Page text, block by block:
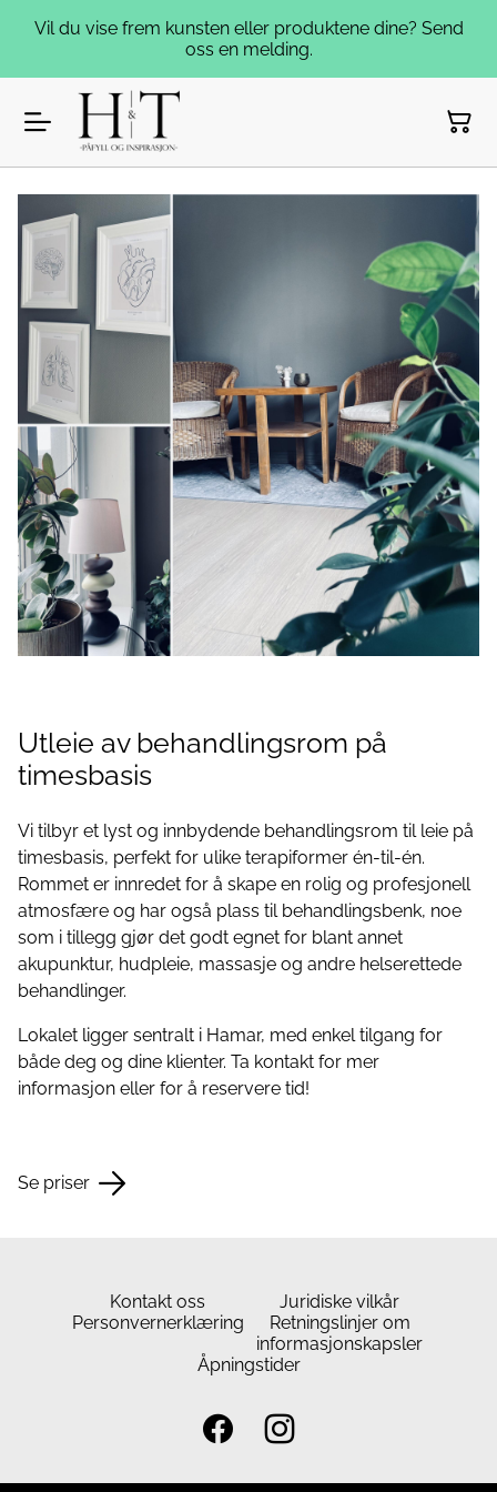
Vil du vise frem kunsten eller produktene dine? Send
oss en melding.
Utleie av behandlingsrom på
timesbasis
Vi tilbyr et lyst og innbydende behandlingsrom til leie på
timesbasis, perfekt for ulike terapiformer én-til-én.
Rommet er innredet for å skape en rolig og profesjonell
atmosfære og har også plass til behandlingsbenk, noe
som i tillegg gjør det godt egnet for blant annet
akupunktur, hudpleie, massasje og andre helserettede
behandlinger.
Lokalet ligger sentralt i Hamar, med enkel tilgang for
både deg og dine klienter. Ta kontakt for mer
informasjon eller for å reservere tid!
Se priser
Kontakt oss
Juridiske vilkår
Personvernerklæring
Retningslinjer om
informasjonskapsler
Åpningstider